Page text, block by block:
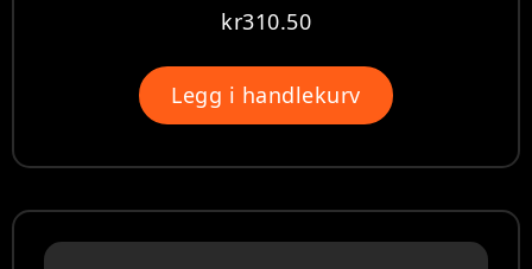
kr310.50
Legg i handlekurv